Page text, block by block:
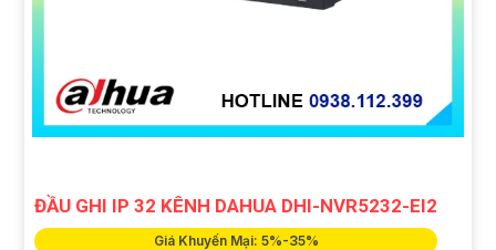
ĐẦU GHI IP 32 KÊNH DAHUA DHI-NVR5232-EI2
Giá Khuyến Mại: 5%-35%